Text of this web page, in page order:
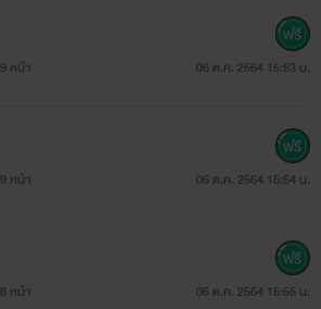
9 หน้า 06 ต.ค. 2564 15:53 น.
9 หน้า 06 ต.ค. 2564 15:54 น.
8 หน้า 06 ต.ค. 2564 15:55 น.